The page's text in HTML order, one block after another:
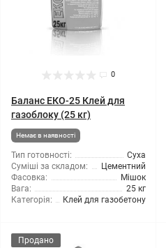
0
Баланс ЕКО-25 Клей для
газоблоку (25 кг)
Немає в наявності
Тип готовності:
Суха
Суміші за складом:
Цементний
Фасовка:
Мішок
Вага:
25 кг
Категорія:
Клей для газобетону
Продано